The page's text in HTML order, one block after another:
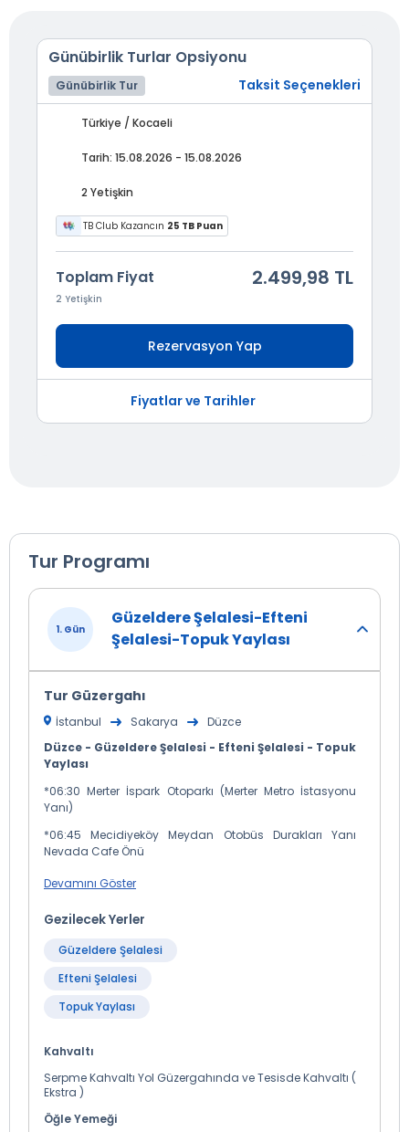
Günübirlik Turlar Opsiyonu
Günübirlik Tur Taksit Seçenekleri
Türkiye / Kocaeli
Tarih: 15.08.2026 - 15.08.2026
2 Yetişkin
TB Club Kazancın 25 TB Puan
Toplam Fiyat
2 Yetişkin
2.499,98 TL
Rezervasyon Yap
Fiyatlar ve Tarihler
Tur Programı
1. Gün
Güzeldere Şelalesi-Efteni
Şelalesi-Topuk Yaylası
Tur Güzergahı
İstanbul Sakarya
Düzce
Düzce - Güzeldere Şelalesi - Efteni Şelalesi - Topuk
Yaylası
*06:30 Merter İspark Otoparkı (Merter Metro İstasyonu
Yanı)
*06:45 Mecidiyeköy Meydan Otobüs Durakları Yanı
Nevada Cafe Önü
*07:20 Kadıköy Evlendirme Dairesi İspark Otopark Yanı
Otobüs Durağı )
*07:30 Kartal Köprüsü (E-5 Ankara İstikameti)
*07:35 Pendik Köprüsü ( Ankara İstikameti )
*07:45 Çayırova Mc Donald's
*08:30 İzmit Halkevi Önü (Otel Asya Karşısı)
Yukarıdaki biniş noktalarından hareket ile Adapazarı -
Düzce üzerinden Gölyaka istikametine devam ediyoruz.
Yaklaşık 2 saat sürecek yolculuğumuz sonrasında
Devamını Göster
Gezilecek Yerler
Güzeldere Şelalesi
Efteni Şelalesi
Topuk Yaylası
Kahvaltı
Serpme Kahvaltı Yol Güzergahında ve Tesisde Kahvaltı (
Ekstra )
Öğle Yemeği